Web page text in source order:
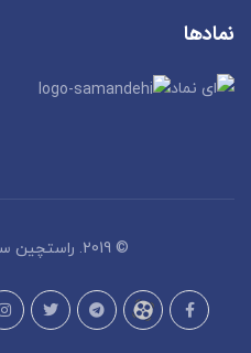
نمادها
© 2019. راستچین سازی توسط